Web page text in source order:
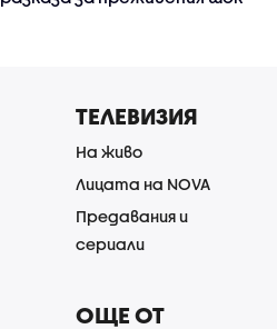
ТЕЛЕВИЗИЯ
На живо
Лицата на NOVA
Предавания и
сериали
ОЩЕ ОТ